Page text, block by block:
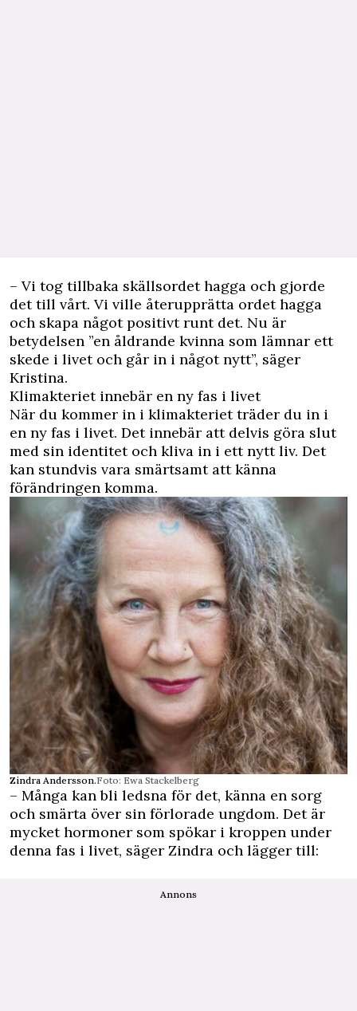
– Vi tog tillbaka skällsordet hagga och gjorde
det till vårt. Vi ville återupprätta ordet hagga
och skapa något positivt runt det. Nu är
betydelsen ”en åldrande kvinna som lämnar ett
skede i livet och går in i något nytt”, säger
Kristina.
Klimakteriet innebär en ny fas i livet
När du kommer in i klimakteriet träder du in i
en ny fas i livet. Det innebär att delvis göra slut
med sin identitet och kliva in i ett nytt liv. Det
kan stundvis vara smärtsamt att känna
förändringen komma.
Zindra Andersson.Foto: Ewa Stackelberg
– Många kan bli ledsna för det, känna en sorg
och smärta över sin förlorade ungdom. Det är
mycket hormoner som spökar i kroppen under
denna fas i livet, säger Zindra och lägger till:
Annons